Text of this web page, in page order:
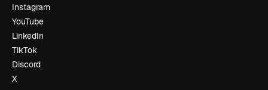
Instagram
YouTube
LinkedIn
TikTok
Discord
X